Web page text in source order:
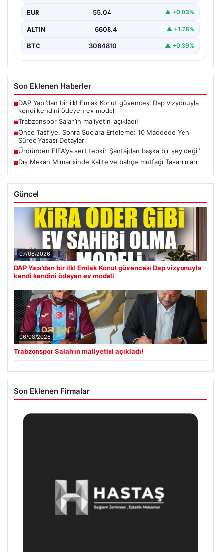
EUR 55.04 ▲ +0.03%
ALTIN 6608.4 ▲ +1.78%
BTC 3084810 ▲ +0.39%
Son Eklenen Haberler
■DAP Yapı’dan bir ilk! Emlak Konut güvencesi Dap vizyonuyla
kendi kendini ödeyen ev modeli
■Trabzonspor Salah’ın maliyetini açıkladı!
■Önce Tasfiye, Sonra Suçlara Erteleme: 10 Maddede Yeni
Süreç Yasası Detayları
■Ürdün’den FIFA’ya sert tepki: ‘Şantajdan başka bir şey değil’
■Dış Mekan Mimarisinde Kalite ve bahçe mutfağı Tasarımları
Güncel
07/08/2026
DAP Yapı’dan bir ilk! Emlak Konut güvencesi Dap vizyonuyla
kendi kendini ödeyen ev modeli
06/08/2026
Trabzonspor Salah’ın maliyetini açıkladı!
Son Eklenen Firmalar